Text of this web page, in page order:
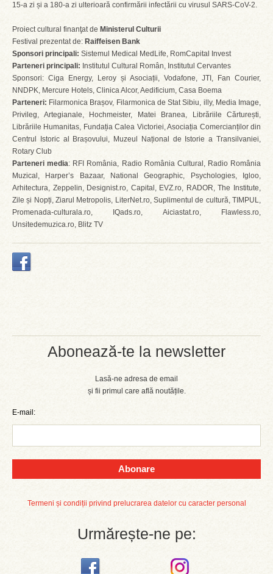
Abonează-te la newsletter
Lasă-ne adresa de email
și fii primul care află noutățile.
E-mail:
Abonare
Termeni și condiții privind prelucrarea datelor cu caracter personal
Urmărește-ne pe:
15-a zi și a 180-a zi ulterioară confirmării infectării cu virusul SARS-CoV-2.
Proiect cultural finanţat de Ministerul Culturii
Festival prezentat de: Raiffeisen Bank
Sponsori principali: Sistemul Medical MedLife, RomCapital Invest
Parteneri principali: Institutul Cultural Român, Institutul Cervantes
Sponsori: Ciga Energy, Leroy și Asociații, Vodafone, JTI, Fan Courier,
NNDPK, Mercure Hotels, Clinica Alcor, Aedificium, Casa Boema
Parteneri: Filarmonica Brașov, Filarmonica de Stat Sibiu, illy, Media Image,
Privileg, Artegianale, Hochmeister, Matei Branea, Librăriile Cărturești,
Librăriile Humanitas, Fundația Calea Victoriei, Asociația Comercianților din
Centrul Istoric al Brașovului, Muzeul Național de Istorie a Transilvaniei,
Rotary Club
Parteneri media: RFI România, Radio România Cultural, Radio România
Muzical, Harper’s Bazaar, National Geographic, Psychologies, Igloo,
Arhitectura, Zeppelin, Designist.ro, Capital, EVZ.ro, RADOR, The Institute,
Zile și Nopți, Ziarul Metropolis, LiterNet.ro, Suplimentul de cultură, TIMPUL,
Promenada-culturala.ro, IQads.ro, Aiciastat.ro, Flawless.ro,
Unsitedemuzica.ro, Blitz TV